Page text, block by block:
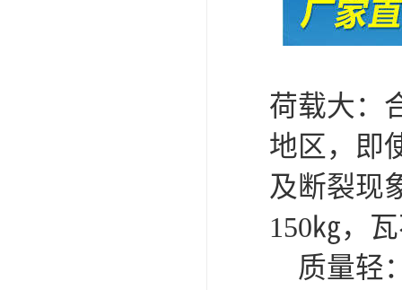
荷载大：
地区，即
及断裂现
150㎏，
质量轻